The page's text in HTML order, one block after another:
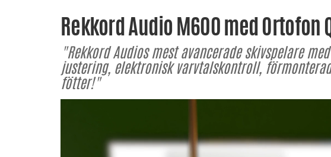
Rekkord Audio M600 med Ortofon
"Rekkord Audios mest avancerade skivspelare
justering, elektronisk varvtalskontroll,
fötter!"